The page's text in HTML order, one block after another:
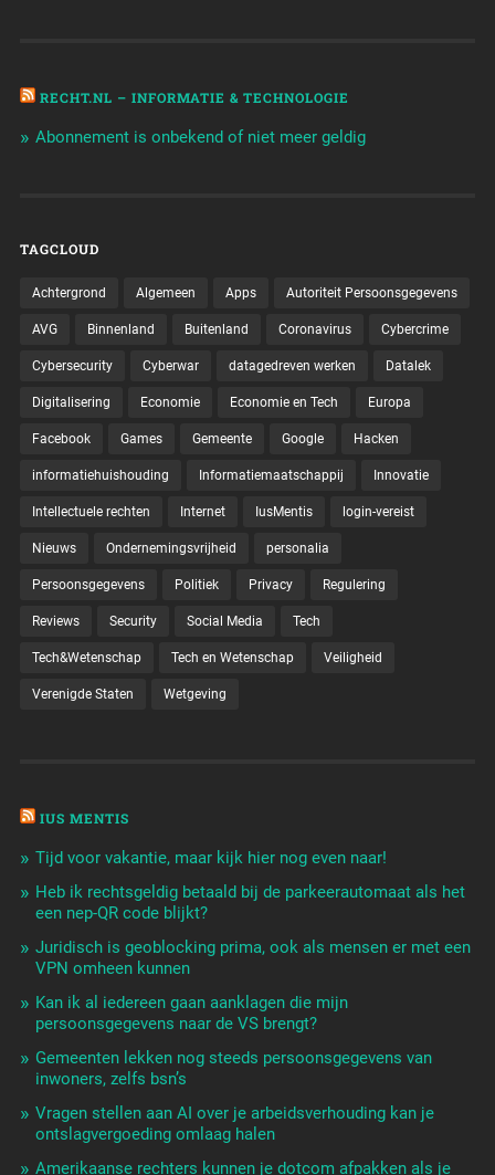
RECHT.NL – INFORMATIE & TECHNOLOGIE
Abonnement is onbekend of niet meer geldig
TAGCLOUD
Achtergrond Algemeen Apps Autoriteit Persoonsgegevens
AVG Binnenland Buitenland Coronavirus Cybercrime
Cybersecurity Cyberwar datagedreven werken Datalek
Digitalisering Economie Economie en Tech Europa
Facebook Games Gemeente Google Hacken
informatiehuishouding Informatiemaatschappij Innovatie
Intellectuele rechten Internet IusMentis login-vereist
Nieuws Ondernemingsvrijheid personalia
Persoonsgegevens Politiek Privacy Regulering
Reviews Security Social Media Tech
Tech&Wetenschap Tech en Wetenschap Veiligheid
Verenigde Staten Wetgeving
IUS MENTIS
Tijd voor vakantie, maar kijk hier nog even naar!
Heb ik rechtsgeldig betaald bij de parkeerautomaat als het
een nep-QR code blijkt?
Juridisch is geoblocking prima, ook als mensen er met een
VPN omheen kunnen
Kan ik al iedereen gaan aanklagen die mijn
persoonsgegevens naar de VS brengt?
Gemeenten lekken nog steeds persoonsgegevens van
inwoners, zelfs bsn’s
Vragen stellen aan AI over je arbeidsverhouding kan je
ontslagvergoeding omlaag halen
Amerikaanse rechters kunnen je dotcom afpakken als je